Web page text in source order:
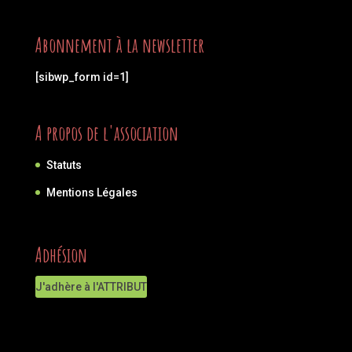
Abonnement à la newsletter
[sibwp_form id=1]
A propos de l'association
Statuts
Mentions Légales
Adhésion
J'adhère à l'ATTRIBUT